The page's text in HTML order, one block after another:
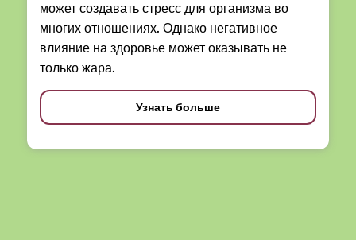
может создавать стресс для организма во
многих отношениях. Однако негативное
влияние на здоровье может оказывать не
только жара.
Узнать больше